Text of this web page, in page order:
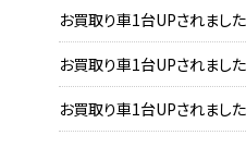
お買取り車1台UPされました
お買取り車1台UPされました
お買取り車1台UPされました